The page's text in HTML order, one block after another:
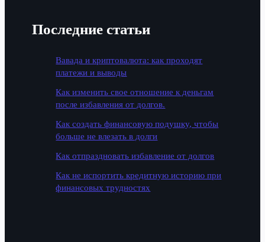
Последние статьи
Вавада и криптовалюта: как проходят
платежи и выводы
Как изменить свое отношение к деньгам
после избавления от долгов.
Как создать финансовую подушку, чтобы
больше не влезать в долги
Как отпраздновать избавление от долгов
Как не испортить кредитную историю при
финансовых трудностях